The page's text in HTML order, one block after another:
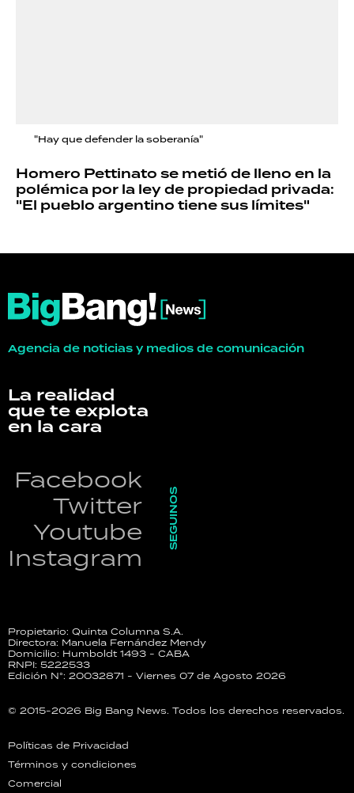
"Hay que defender la soberanía"
Homero Pettinato se metió de lleno en la
polémica por la ley de propiedad privada:
"El pueblo argentino tiene sus límites"
Agencia de noticias y medios de comunicación
La realidad
que te explota
en la cara
Facebook
Twitter
Youtube
Instagram
SEGUINOS
Propietario: Quinta Columna S.A.
Directora: Manuela Fernández Mendy
Domicilio: Humboldt 1493 - CABA
RNPI: 5222533
Edición N°: 20032871 - Viernes 07 de Agosto 2026
© 2015-2026 Big Bang News. Todos los derechos reservados.
Políticas de Privacidad
Términos y condiciones
Comercial